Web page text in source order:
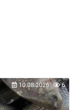
10.08.2026 6